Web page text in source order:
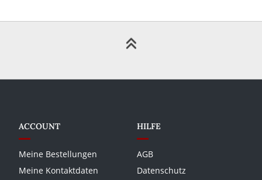
ACCOUNT
Meine Bestellungen
Meine Kontaktdaten
HILFE
AGB
Datenschutz